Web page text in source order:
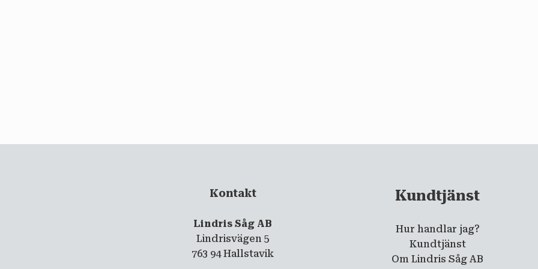
Kontakt
Lindris Såg AB
Lindrisvägen 5
763 94 Hallstavik
Kundtjänst
Hur handlar jag?
Kundtjänst
Om Lindris Såg AB